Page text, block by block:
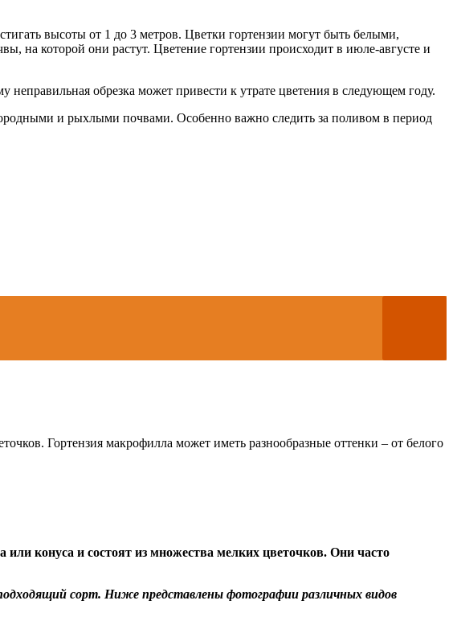
высоты от 1 до 3 метров. Цветки гортензии могут быть белыми,
на которой они растут. Цветение гортензии происходит в июле-августе и
обрезка может привести к утрате цветения в следующем году.
и рыхлыми почвами. Особенно важно следить за поливом в период
Гортензия макрофилла может иметь разнообразные оттенки – от белого
конуса и состоят из множества мелких цветочков. Они часто
сорт. Ниже представлены фотографии различных видов